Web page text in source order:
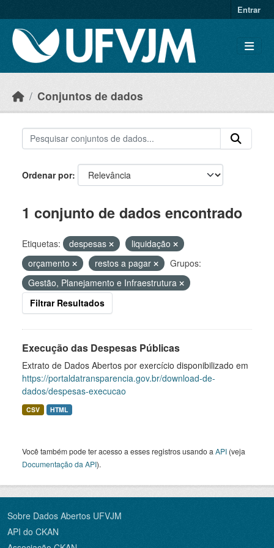
Entrar
Conjuntos de dados
Ordenar por
1 conjunto de dados encontrado
Etiquetas: despesas
liquidação
orçamento
restos a pagar
Grupos:
Gestão, Planejamento e Infraestrutura
Filtrar Resultados
Execução das Despesas Públicas
Extrato de Dados Abertos por exercício disponibilizado em
https://portaldatransparencia.gov.br/download-de-
dados/despesas-execucao
CSV HTML
Você também pode ter acesso a esses registros usando a API (veja
Documentação da API).
Sobre Dados Abertos UFVJM
API do CKAN